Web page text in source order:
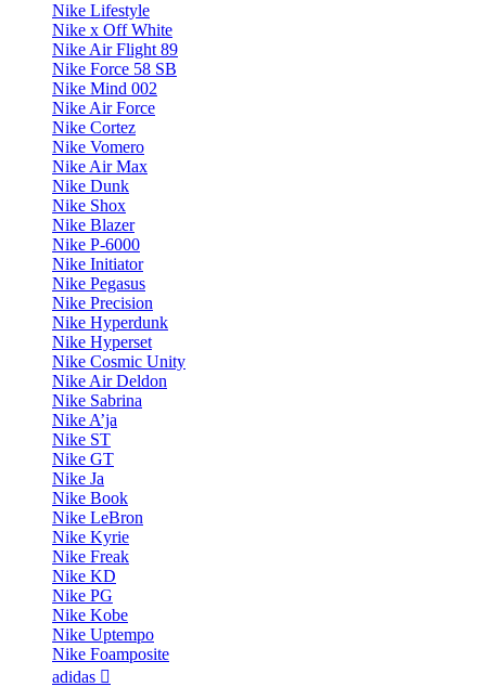
Nike Lifestyle
Nike x Off White
Nike Air Flight 89
Nike Force 58 SB
Nike Mind 002
Nike Air Force
Nike Cortez
Nike Vomero
Nike Air Max
Nike Dunk
Nike Shox
Nike Blazer
Nike P-6000
Nike Initiator
Nike Pegasus
Nike Precision
Nike Hyperdunk
Nike Hyperset
Nike Cosmic Unity
Nike Air Deldon
Nike Sabrina
Nike A’ja
Nike ST
Nike GT
Nike Ja
Nike Book
Nike LeBron
Nike Kyrie
Nike Freak
Nike KD
Nike PG
Nike Kobe
Nike Uptempo
Nike Foamposite
adidas